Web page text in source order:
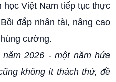
học Việt Nam tiếp tục thực
đắp nhân tài, nâng cao
cường.
năm 2026 - một năm hứa
không ít thách thứ, đề